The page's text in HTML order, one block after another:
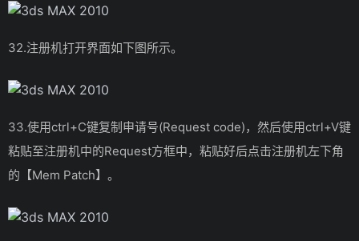
32.注册机打开界面如下图所示。
33.使用ctrl+C键复制申请号(Request code)，然后使用ctrl+V键
粘贴至注册机中的Request方框中，粘贴好后点击注册机左下角
的【Mem Patch】。